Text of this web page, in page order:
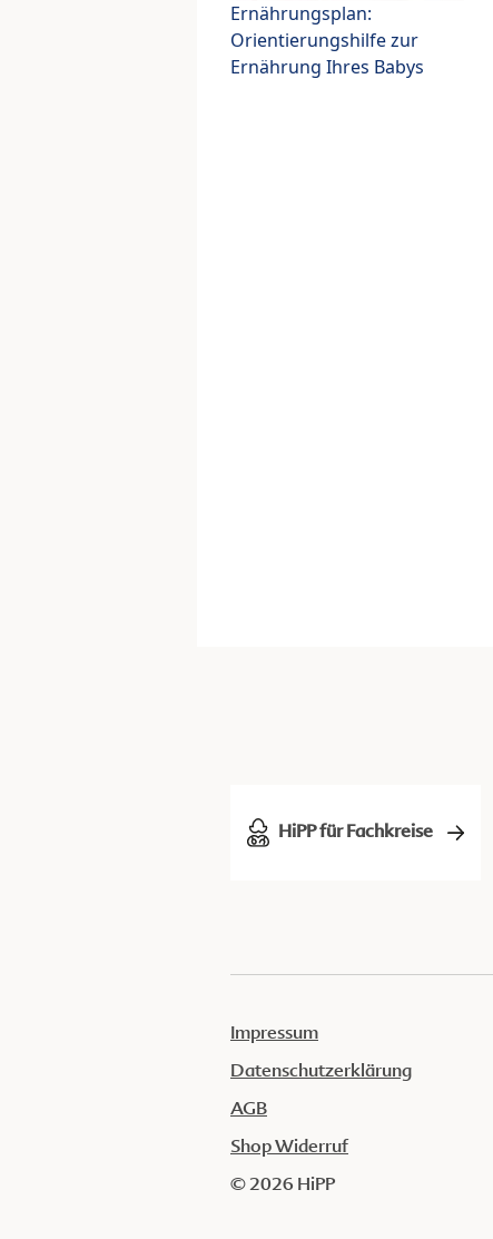
Ernährungsplan:
Orientierungshilfe zur
Ernährung Ihres Babys
HiPP für Fachkreise
Impressum
Datenschutzerklärung
AGB
Shop Widerruf
© 2026 HiPP